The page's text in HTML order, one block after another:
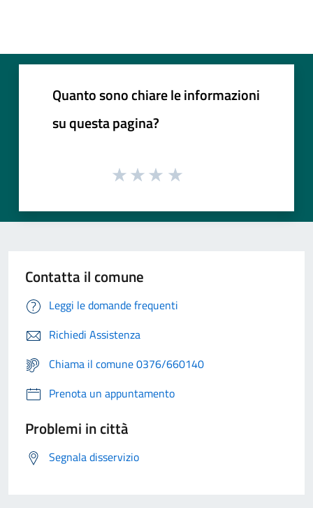
Quanto sono chiare le informazioni
su questa pagina?
Contatta il comune
Leggi le domande frequenti
Richiedi Assistenza
Chiama il comune 0376/660140
Prenota un appuntamento
Problemi in città
Segnala disservizio